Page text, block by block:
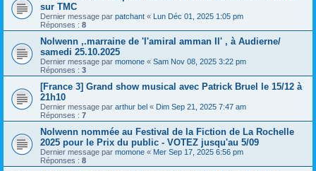
sur TMC
Dernier message par patchant «
Lun Déc 01, 2025 1:05 pm
Réponses : 8
Nolwenn ,.marraine de 'l'amiral amman Il' , à Audierne/
samedi 25.10.2025
Dernier message par momone « Sam Nov 08, 2025 3:22 pm
Réponses : 3
[France 3] Grand show musical avec Patrick Bruel le 15/12 à
21h10
Dernier message par arthur bel « Dim Sep 21, 2025 7:47 am
Réponses : 7
Nolwenn nommée au Festival de la Fiction de La Rochelle
2025 pour le Prix du public - VOTEZ jusqu'au 5/09
Dernier message par momone « Mer Sep 17, 2025 6:56 pm
Réponses : 8